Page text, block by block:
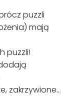
puzzli
mają
puzzli!
zakrzywione…